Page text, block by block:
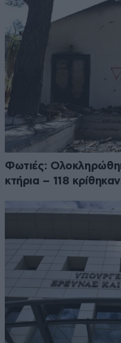
Φωτιές:
κτήρια – 118